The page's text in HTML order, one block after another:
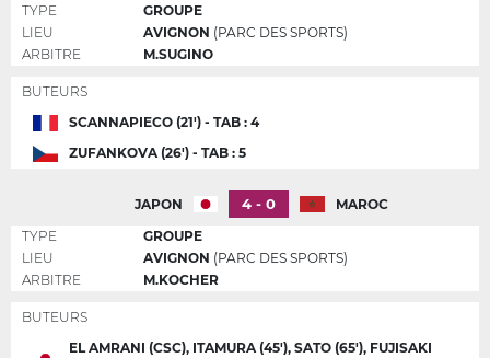
TYPE
GROUPE
LIEU
AVIGNON (PARC DES SPORTS)
ARBITRE
M.SUGINO
BUTEURS
SCANNAPIECO (21') - TAB : 4
ZUFANKOVA (26') - TAB : 5
JAPON 4 - 0
MAROC
TYPE
GROUPE
LIEU
AVIGNON (PARC DES SPORTS)
ARBITRE
M.KOCHER
BUTEURS
EL AMRANI (CSC), ITAMURA (45'), SATO (65'), FUJISAKI